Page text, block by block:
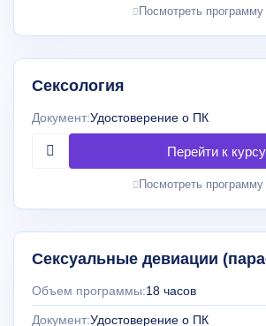
Посмотреть программу
Сексология
Документ:Удостоверение о ПК
Посмотреть программу
Сексуальные девиации
Объем программы:18 часов
Документ:Удостоверение о ПК